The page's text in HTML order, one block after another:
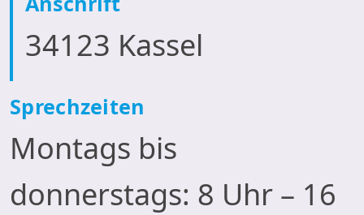
34123 Kassel
Sprechzeiten
Montags bis
donnerstags: 8 Uhr – 16